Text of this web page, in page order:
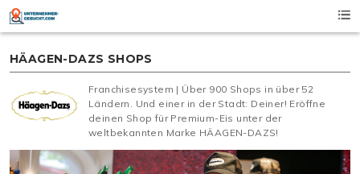
Skip
content
HÄAGEN-DAZS SHOPS
Franchisesystem | Über 900 Shops in über 52
Ländern. Und einer in der Stadt: Deiner! Eröffne
deinen Shop für Premium-Eis unter der
weltbekannten Marke HÄAGEN-DAZS!